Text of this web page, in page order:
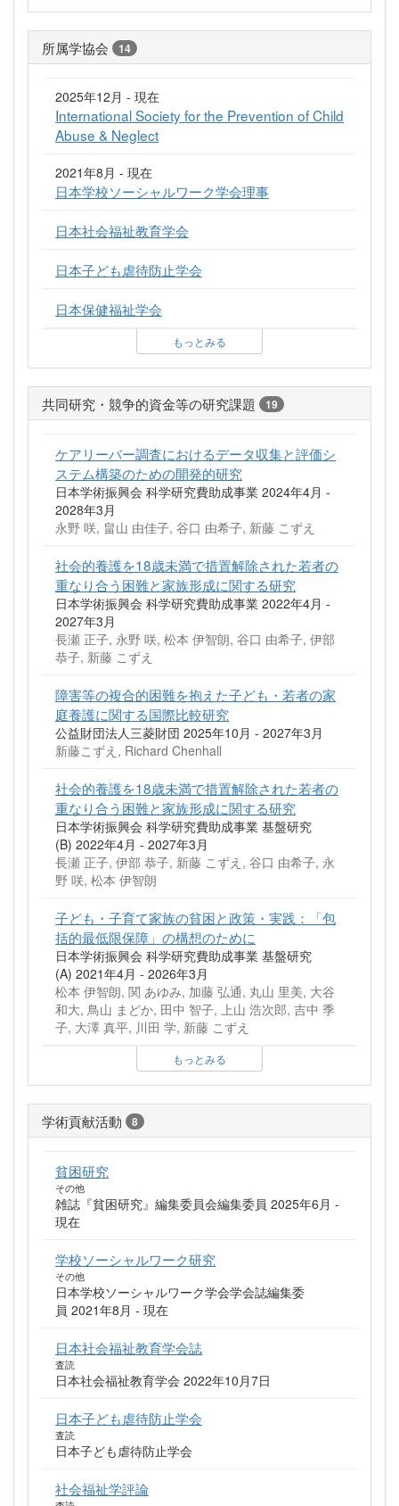
所属学協会 14
2025年12月 - 現在
International Society for the Prevention of Child
Abuse & Neglect
2021年8月 - 現在
日本学校ソーシャルワーク学会理事
日本社会福祉教育学会
日本子ども虐待防止学会
日本保健福祉学会
もっとみる
共同研究・競争的資金等の研究課題 19
ケアリーバー調査におけるデータ収集と評価シ
ステム構築のための開発的研究
日本学術振興会 科学研究費助成事業 2024年4月 -
2028年3月
永野 咲, 畠山 由佳子, 谷口 由希子, 新藤 こずえ
社会的養護を18歳未満で措置解除された若者の
重なり合う困難と家族形成に関する研究
日本学術振興会 科学研究費助成事業 2022年4月 -
2027年3月
長瀬 正子, 永野 咲, 松本 伊智朗, 谷口 由希子, 伊部
恭子, 新藤 こずえ
障害等の複合的困難を抱えた子ども・若者の家
庭養護に関する国際比較研究
公益財団法人三菱財団 2025年10月 - 2027年3月
新藤こずえ, Richard Chenhall
社会的養護を18歳未満で措置解除された若者の
重なり合う困難と家族形成に関する研究
日本学術振興会 科学研究費助成事業 基盤研究
(B) 2022年4月 - 2027年3月
長瀬 正子, 伊部 恭子, 新藤 こずえ, 谷口 由希子, 永
野 咲, 松本 伊智朗
子ども・子育て家族の貧困と政策・実践：「包
括的最低限保障」の構想のために
日本学術振興会 科学研究費助成事業 基盤研究
(A) 2021年4月 - 2026年3月
松本 伊智朗, 関 あゆみ, 加藤 弘通, 丸山 里美, 大谷
和大, 鳥山 まどか, 田中 智子, 上山 浩次郎, 吉中 季
子, 大澤 真平, 川田 学, 新藤 こずえ
もっとみる
学術貢献活動 8
貧困研究
その他
雑誌『貧困研究』編集委員会編集委員 2025年6月 -
現在
学校ソーシャルワーク研究
その他
日本学校ソーシャルワーク学会学会誌編集委
員 2021年8月 - 現在
日本社会福祉教育学会誌
査読
日本社会福祉教育学会 2022年10月7日
日本子ども虐待防止学会
査読
日本子ども虐待防止学会
社会福祉学評論